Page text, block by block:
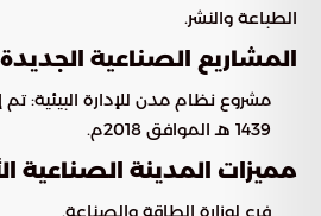
الطباعة والنشر.
المشاريع الصناعية الجديدة
مشروع نظام مدن للإدارة البيئية: تم
1439 هـ الموافق 2018م.
مميزات المدينة الصناعية
فرع لوزارة الطاقة والصناعة.